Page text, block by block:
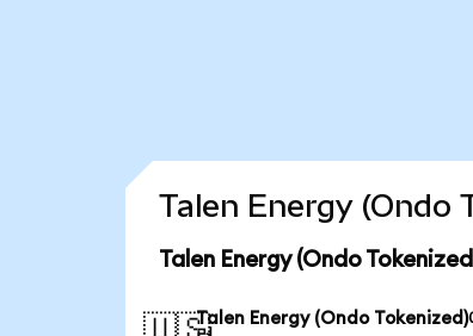
Talen Energy (Ondo
Talen Energy (Ondo
Talen Energy (Ondo Tokenized)